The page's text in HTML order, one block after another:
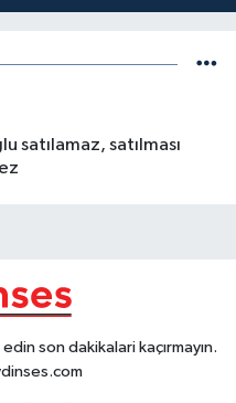
satılamaz, satılması
son dakikalari kaçırmayın.